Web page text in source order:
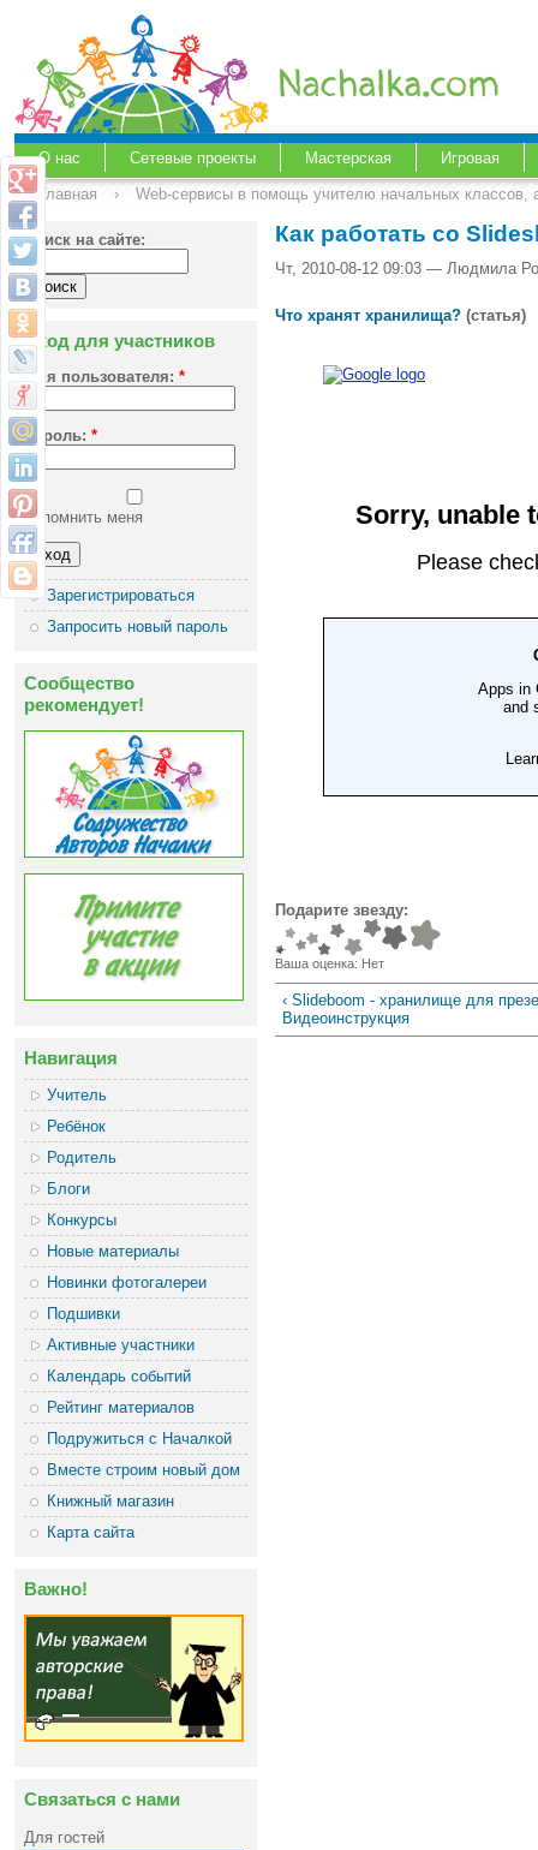
О нас Сетевые проекты Мастерская
Игровая
Главная
› Web-сервисы в помощь учителю начальных классов,
Поиск на сайте:
Вход для участников
Имя пользователя: *
Пароль: *
Запомнить меня
Зарегистрироваться
Запросить новый пароль
Сообщество
рекомендует!
Навигация
Учитель
Ребёнок
Родитель
Блоги
Конкурсы
Новые материалы
Новинки фотогалереи
Подшивки
Активные участники
Календарь событий
Рейтинг материалов
Подружиться с Началкой
Вместе строим новый дом
Книжный магазин
Карта сайта
Важно!
Связаться с нами
Для гостей
Как работать со
Чт, 2010-08-12 09:03 — Людмила
Что хранят хранилища?(статья)
Подарите звезду:
Ваша оценка: Нет
‹ Slideboom - хранилище для
Видеоинструкция